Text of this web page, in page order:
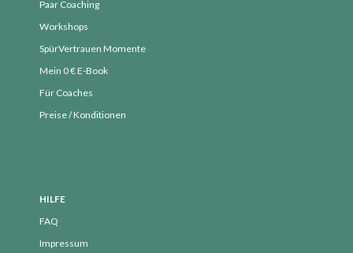
Paar Coaching
Workshops
SpürVertrauen Momente
Mein 0 € E-Book
Für Coaches
Preise / Konditionen
HILFE
FAQ
Impressum